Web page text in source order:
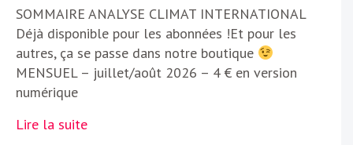
SOMMAIRE ANALYSE CLIMAT INTERNATIONAL
Déjà disponible pour les abonnées !Et pour les
autres, ça se passe dans notre boutique
MENSUEL – juillet/août 2026 – 4 € en version
numérique
Lire la suite